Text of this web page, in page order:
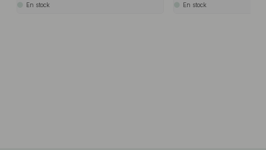
En stock En stock